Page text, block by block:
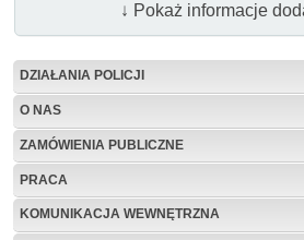
↓ Pokaż informacje
DZIAŁANIA POLICJI
O NAS
ZAMÓWIENIA PUBLICZNE
PRACA
KOMUNIKACJA WEWNĘTRZNA